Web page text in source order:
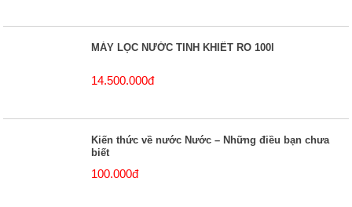
MÁY LỌC NƯỚC TINH KHIẾT RO 100l
14.500.000đ
Kiến thức về nước Nước – Những điều bạn chưa
biết
100.000đ